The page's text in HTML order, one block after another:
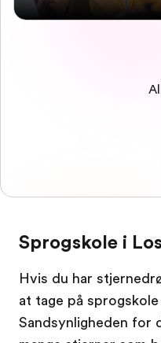
Sprogskole i
Hvis du har
at tage på
Sandsynligheden for